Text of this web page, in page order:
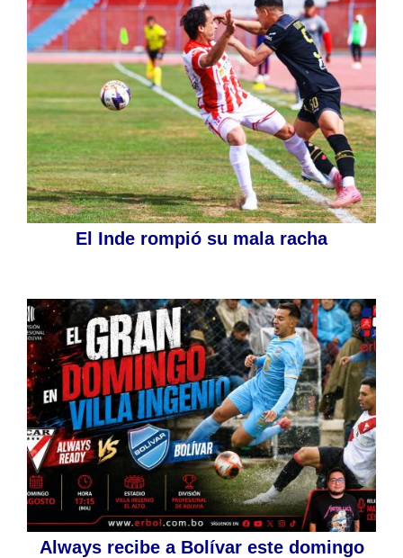
El Inde rompió su mala racha
Always recibe a Bolívar este domingo